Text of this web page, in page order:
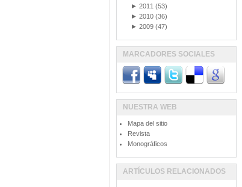
► 2011 (53)
► 2010 (36)
► 2009 (47)
MARCADORES SOCIALES
NUESTRA WEB
Mapa del sitio
Revista
Monográficos
ARTÍCULOS RELACIONADOS